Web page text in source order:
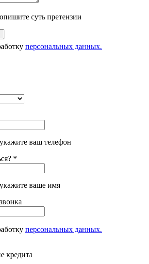
суть претензии
персональных данных.
ваш телефон
*
ваше имя
персональных данных.
кредита